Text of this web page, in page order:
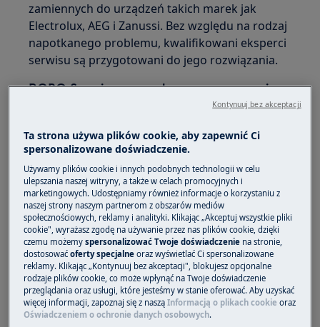
zamiennych do urządzeń takich marek jak
Electrolux, AEG i Zanussi. Bez względu na rodzaj
napotkanego problemu, kwalifikowani eksperci
serwisu są przygotowani do jego rozwiązania.
ROBO Serwis s.c. - autoryzowany serwis
Adres autoryzowanego serwisu AGD Electrolux
ROBO
Ul. Toruńska 2C,
51-164 Wrocław
Kontakt do autoryzowanego serwisu Electrolux
we Wrocławiu
Telefon: 604 579 618
E-mail: serwis@roboserwis.com.pl
Ta strona używa plików cookie, aby zapewnić Ci
spersonalizowane doświadczenie.
Używamy plików cookie i innych podobnych technologii w celu
ulepszania naszej witryny, a także w celach promocyjnych i
marketingowych. Udostępniamy również informacje o korzystaniu z
naszej strony naszym partnerom z obszarów mediów
społecznościowych, reklamy i analityki. Klikając „Akceptuj wszystkie pliki
cookie", wyrażasz zgodę na używanie przez nas plików cookie, dzięki
czemu możemyspersonalizować Twoje doświadczenie na stronie,
dostosowaćoferty specjalne oraz wyświetlać Ci spersonalizowane
reklamy. Klikając „Kontynuuj bez akceptacji", blokujesz opcjonalne
rodzaje plików cookie, co może wpłynąć na Twoje doświadczenie
przeglądania oraz usługi, które jesteśmy w stanie oferować. Aby uzyskać
więcej informacji, zapoznaj się z nasząInformacją o plikach cookie oraz
Oświadczeniem o ochronie danych osobowych.
Kontynuuj bez akceptacji